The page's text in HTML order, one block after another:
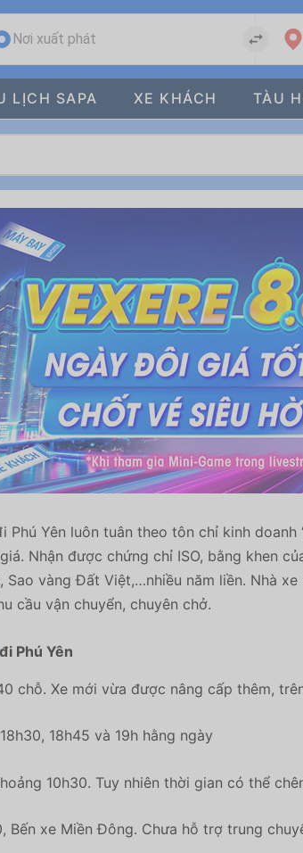
Nơi xuất phát
LỊCH SAPA XE KHÁCH TÀU
Phú Yên luôn tuân theo tôn chỉ kinh
Nhận được chứng chỉ ISO, bằng khen
Sao vàng Đất Việt,…nhiều năm liền. Nhà
cầu vận chuyển, chuyên chở.
đi Phú Yên
chỗ. Xe mới vừa được nâng cấp thêm,
18h45 và 19h hằng ngày
10h30. Tuy nhiên thời gian có thể
Bến xe Miền Đông. Chưa hỗ trợ trung